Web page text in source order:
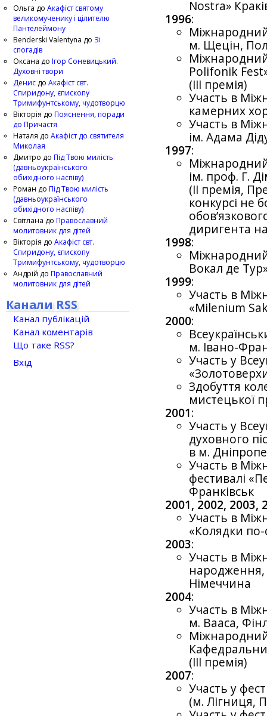
Nostra»
1996:
Міжнародний
м. Щецін,
Polifonik
(ІІІ премія)
Участь в
камерних
Участь в
ім. Адама
1997:
ім. проф. Г.
(ІІ премія,
конкурсі не
диригента
1998:
Вокал де
1999:
Участь в
«Milenium
2000:
м. Івано-
Участь у
Здобуття
мистецької
2001:
Участь у
духовного
в м.
Участь в
фестивалі
Франківськ
2001, 2002, 2003,
Участь в
«Колядки по-
2003:
Участь в
народження,
Німеччина
2004:
Участь в
м. Вааса,
(ІІІ премія)
2007:
Участь у
(м. Лігниця,
Ольга до Акафіст святому
великомученику і цілителю
Пантелеймону
Benderski Valentyna до Зі
спогадів
Оксана до Ігор Соневицький.
Духовні твори
Денис до Акафіст свт.
Спиридону, єпископу
Тримифунтському, чудотворцю
Вікторія до Пояснення, поради
до Причастя
Наталя до Акафіст до святителя
Миколая
Дмитро до Під Твою милість
(давньоукраїнського
обихідного наспіву)
Роман до Під Твою милість
(давньоукраїнського
обихідного наспіву)
Світлана до Православний
молитовник для дітей
Вікторія до Акафіст свт.
Спиридону, єпископу
Тримифунтському, чудотворцю
Андрій до Православний
молитовник для дітей
Канали RSS
Канал публікацій
Канал коментарів
Що таке RSS?
Вхід